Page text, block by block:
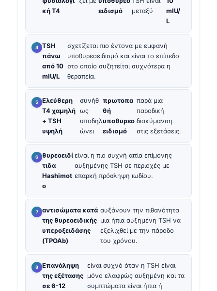
κή T4
ειδισμό
μεταξύ
mIU/
L
TSH
πάνω
από 10
mIU/L
σχετίζεται πιο έντονα με εμφανή
υποθυρεοειδισμό και είναι το επίπεδο
στο οποίο συζητείται συχνότερα η
θεραπεία.
Ελεύθερη
T4 χαμηλή
+ TSH
υψηλή
συνήθ
ως
υποδηλ
ώνει
πρωτοπα
θή
υποθυρεο
ειδισμό
παρά μια
παροδική
διακύμανση
στις εξετάσεις.
θυρεοειδί
τιδα
Hashimot
o
είναι η πιο συχνή αιτία επίμονης
αυξημένης TSH σε περιοχές με
επαρκή πρόσληψη ιωδίου.
αντισώματα κατά
της θυρεοειδικής
υπεροξειδάσης
(TPOAb)
αυξάνουν την πιθανότητα
μια ήπια αυξημένη TSH να
εξελιχθεί με την πάροδο
του χρόνου.
Επανάληψη
της εξέτασης
σε 6-12
είναι συχνό όταν η TSH είναι
μόνο ελαφρώς αυξημένη και τα
συμπτώματα είναι ήπια ή